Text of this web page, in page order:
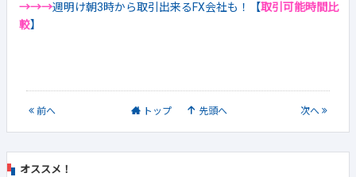
→→→週明け朝3時から取引出来るFX会社も！【取引可能時間比
較】
前へ トップ 先頭へ 次へ
オススメ！